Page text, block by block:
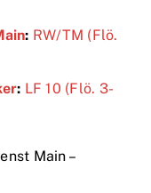
: RW/TM (Flö.
: LF 10 (Flö. 3-
Main –